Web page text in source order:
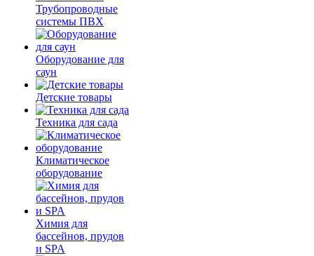
Трубопроводные
системы ПВХ
Оборудование для
саун
Детские товары
Техника для сада
Климатическое
оборудование
Химия для
бассейнов, прудов
и SPA